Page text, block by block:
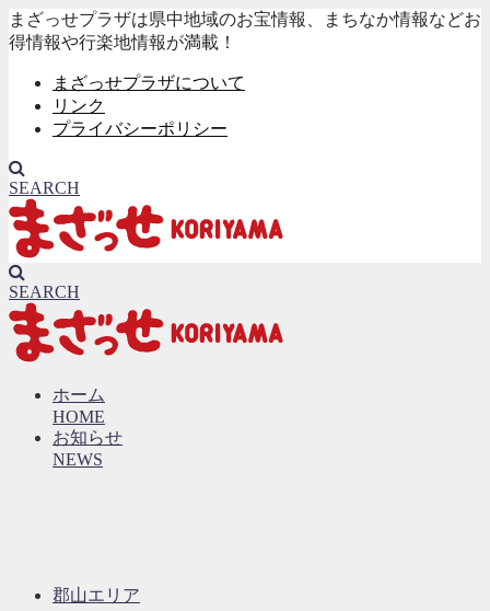
まざっせプラザは県中地域のお宝情報、まちなか情報などお
得情報や行楽地情報が満載！
まざっせプラザについて
リンク
プライバシーポリシー
SEARCH
SEARCH
ホーム
HOME
お知らせ
NEWS
郡山エリア